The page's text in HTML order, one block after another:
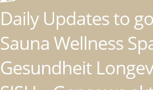
Daily Updates to
Sauna Wellness
Gesundheit